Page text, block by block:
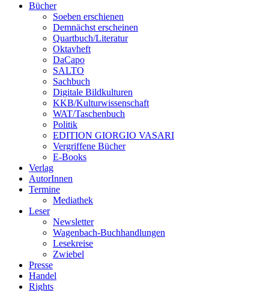
Bücher
Soeben erschienen
Demnächst erscheinen
Quartbuch/Literatur
Oktavheft
DaCapo
SALTO
Sachbuch
Digitale Bildkulturen
KKB/Kulturwissenschaft
WAT/Taschenbuch
Politik
EDITION GIORGIO VASARI
Vergriffene Bücher
E-Books
Verlag
AutorInnen
Termine
Mediathek
Leser
Newsletter
Wagenbach-Buchhandlungen
Lesekreise
Zwiebel
Presse
Handel
Rights